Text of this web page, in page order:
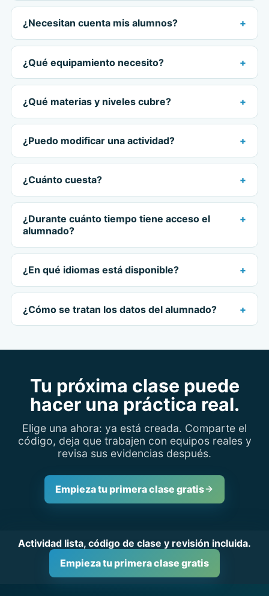
¿Necesitan cuenta mis alumnos?
¿Qué equipamiento necesito?
¿Qué materias y niveles cubre?
¿Puedo modificar una actividad?
¿Cuánto cuesta?
¿Durante cuánto tiempo tiene acceso el
alumnado?
¿En qué idiomas está disponible?
¿Cómo se tratan los datos del alumnado?
Tu próxima clase puede
hacer una práctica real.
Elige una ahora: ya está creada. Comparte el
código, deja que trabajen con equipos reales y
revisa sus evidencias después.
Empieza tu primera clase gratis
Actividad lista, código de clase y revisión incluida.
Empieza tu primera clase gratis